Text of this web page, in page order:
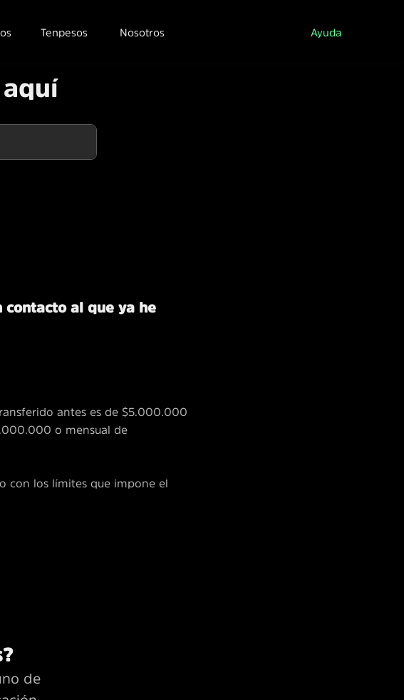
Tenpesos Nosotros Ayuda
aquí
contacto al que ya he
antes es de $5.000.000
o mensual de
con los límites que impone el
de